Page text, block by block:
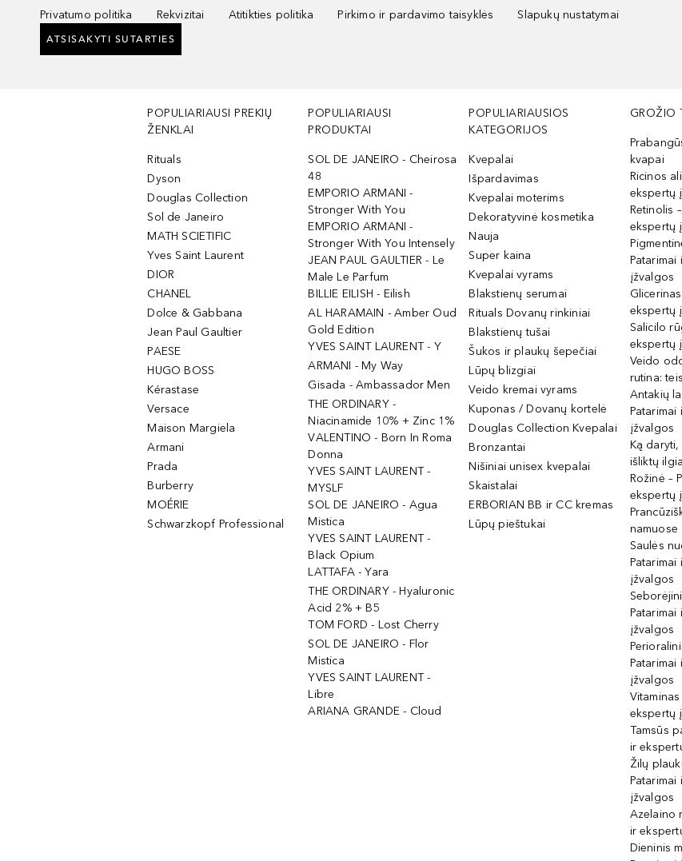
Privatumo politika Rekvizitai Atitikties politika Pirkimo ir pardavimo taisyklės Slapukų nustatymai
ATSISAKYTI SUTARTIES
POPULIARIAUSI PREKIŲ
ŽENKLAI
Rituals
Dyson
Douglas Collection
Sol de Janeiro
MATH SCIETIFIC
Yves Saint Laurent
DIOR
CHANEL
Dolce & Gabbana
Jean Paul Gaultier
PAESE
HUGO BOSS
Kérastase
Versace
Maison Margiela
Armani
Prada
Burberry
MOÉRIE
Schwarzkopf Professional
POPULIARIAUSI
PRODUKTAI
SOL DE JANEIRO - Cheirosa
48
EMPORIO ARMANI -
Stronger With You
EMPORIO ARMANI -
Stronger With You Intensely
JEAN PAUL GAULTIER - Le
Male Le Parfum
BILLIE EILISH - Eilish
AL HARAMAIN - Amber Oud
Gold Edition
YVES SAINT LAURENT - Y
ARMANI - My Way
Gisada - Ambassador Men
THE ORDINARY -
Niacinamide 10% + Zinc 1%
VALENTINO - Born In Roma
Donna
YVES SAINT LAURENT -
MYSLF
SOL DE JANEIRO - Agua
Mistica
YVES SAINT LAURENT -
Black Opium
LATTAFA - Yara
THE ORDINARY - Hyaluronic
Acid 2% + B5
TOM FORD - Lost Cherry
SOL DE JANEIRO - Flor
Mistica
YVES SAINT LAURENT -
Libre
ARIANA GRANDE - Cloud
POPULIARIAUSIOS
KATEGORIJOS
Kvepalai
Išpardavimas
Kvepalai moterims
Dekoratyvinė kosmetika
Nauja
Super kaina
Kvepalai vyrams
Blakstienų serumai
Rituals Dovanų rinkiniai
Blakstienų tušai
Šukos ir plaukų šepečiai
Lūpų blizgiai
Veido kremai vyrams
Kuponas / Dovanų kortelė
Douglas Collection Kvepalai
Bronzantai
Nišiniai unisex kvepalai
Skaistalai
ERBORIAN BB ir CC kremas
Lūpų pieštukai
GROŽIO
kvapai
Ricinos
ekspertų
Retinolis
ekspertų
Patarimai
įžvalgos
ekspertų
Salicilo
ekspertų
Veido
rutina:
Antakių
Patarimai
įžvalgos
Ką
išliktų
Rožinė –
ekspertų
namuose
Saulės
Patarimai
įžvalgos
Patarimai
įžvalgos
Patarimai
įžvalgos
Vitaminas
ekspertų
Tamsūs
ir
Žilų
Patarimai
įžvalgos
Azelaino
ir
Dieninis